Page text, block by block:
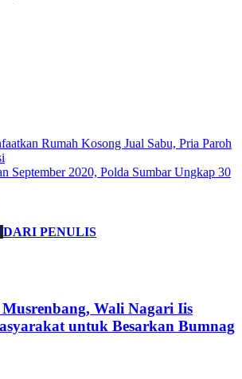
Rumah Kosong Jual Sabu, Pria Paroh
September 2020, Polda Sumbar Ungkap 30
DARI PENULIS
Wali Nagari Iis
untuk Besarkan Bumnag